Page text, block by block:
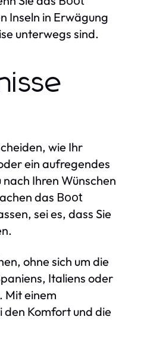
Inseln in Erwägung
unterwegs sind.
wie Ihr
ein aufregendes
Ihren Wünschen
das Boot
sei es, dass Sie
ohne sich um die
Italiens oder
Mit einem
den Komfort und die